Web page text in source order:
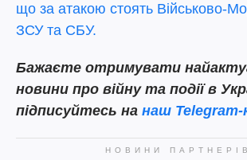
що за атакою стоять Військово-
ЗСУ та СБУ.
Бажаєте отримувати
новини про війну та події в
підписуйтесь на наш Telegram-